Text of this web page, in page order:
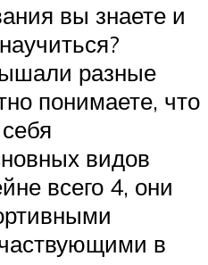
вы знаете и
разные
понимаете, что
видов
всего 4, они
в